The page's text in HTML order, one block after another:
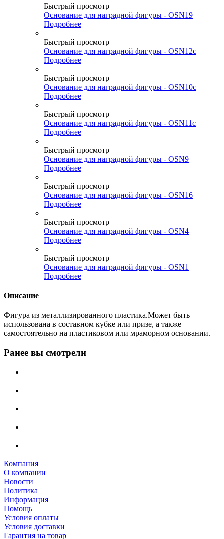
Быстрый просмотр
Основание для наградной фигуры - OSN19
Подробнее
Быстрый просмотр
Основание для наградной фигуры - OSN12c
Подробнее
Быстрый просмотр
Основание для наградной фигуры - OSN10c
Подробнее
Быстрый просмотр
Основание для наградной фигуры - OSN11c
Подробнее
Быстрый просмотр
Основание для наградной фигуры - OSN9
Подробнее
Быстрый просмотр
Основание для наградной фигуры - OSN16
Подробнее
Быстрый просмотр
Основание для наградной фигуры - OSN4
Подробнее
Быстрый просмотр
Основание для наградной фигуры - OSN1
Подробнее
Описание
Фигура из металлизированного пластика.Может быть
использована в составном кубке или призе, а также
самостоятельно на пластиковом или мраморном основании.
Ранее вы смотрели
Компания
О компании
Новости
Политика
Информация
Помощь
Условия оплаты
Условия доставки
Гарантия на товар